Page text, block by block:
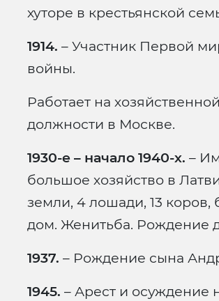
хуторе в крестьянской
1914. – Участник Первой
войны.
Работает на хозяйственной
должности в Москве.
1930-е – начало 1940-х. –
большое хозяйство в
земли, 4 лошади, 13 коров,
дом. Женитьба. Рождение
1937. – Рождение сына
1945. – Арест и осуждение